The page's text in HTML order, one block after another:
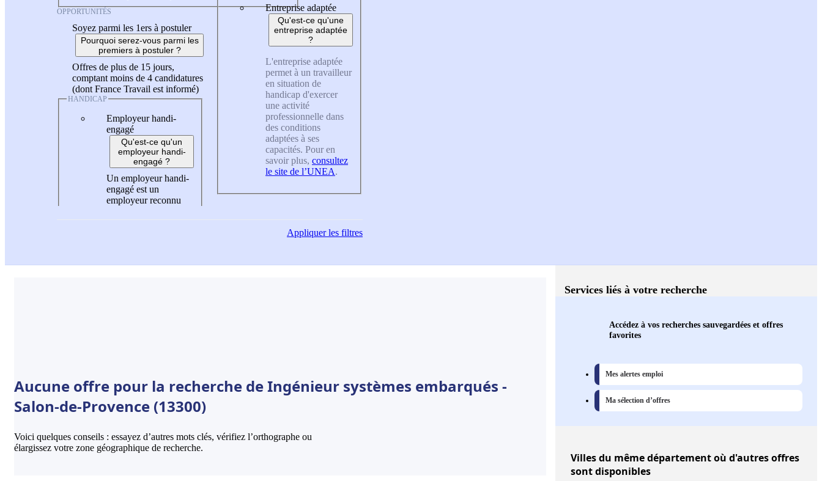
OPPORTUNITÉS
Soyez parmi les 1ers à postuler
Pourquoi serez-vous parmi les
premiers à postuler ?
Offres de plus de 15 jours,
comptant moins de 4 candidatures
(dont France Travail est informé)
HANDICAP
Employeur handi-
engagé
Qu'est-ce qu'un
employeur handi-
engagé ?
Un employeur handi-
engagé est un
employeur reconnu
Entreprise adaptée
Qu'est-ce qu'une
entreprise adaptée
?
L'entreprise adaptée
permet à un travailleur
en situation de
handicap d'exercer
une activité
professionnelle dans
des conditions
adaptées à ses
capacités. Pour en
savoir plus, consultez
le site de l’UNEA.
Appliquerles filtres
Aucune offre pour la recherche de Ingénieur systèmes embarqués -
Salon-de-Provence (13300)
Voici quelques conseils : essayez d’autres mots clés, vérifiez l’orthographe ou
élargissez votre zone géographique de recherche.
Services liés à votre recherche
Accédez à vos recherches sauvegardées et offres
favorites
Mes alertes emploi
Ma sélection d’offres
Villesdu même département où d'autres offres
sont disponibles